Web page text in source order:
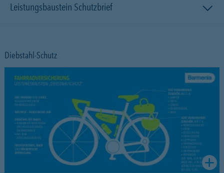
Leistungsbaustein Schutzbrief
Diebstahl-Schutz